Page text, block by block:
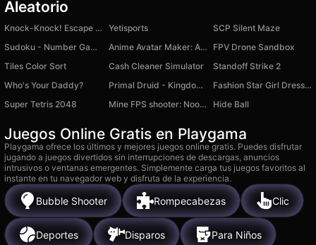
Aleatorio
Knock-Knock! Escape from Brainrots Obby +1 Tycoon Yetisports
SCP Silent Maze
Sudoku - Number Games
Anime Avatar Maker: Anime Doll
FPV Drone Sandbox
Tiles Color Sort
Cash Cleaner Simulator
Standoff Strike 2
Who's Your Daddy?
Primal Druid - Kingdom of Animals
Fashion Star Girl Dress Up
Super Tetris 2048
Mine FPS shooter: Noob Arena Hide Ball
Juegos Online Gratis en Playgama
Playgama ofrece los últimos y mejores juegos online gratis. Puedes disfrutar
jugando a juegos divertidos sin interrupciones de descargas, anuncios
intrusivos o ventanas emergentes. Simplemente carga tus juegos favoritos al
instante en tu navegador web y disfruta de la experiencia.
Bubble Shooter Rompecabezas Clic
Deportes Disparos Para Niños